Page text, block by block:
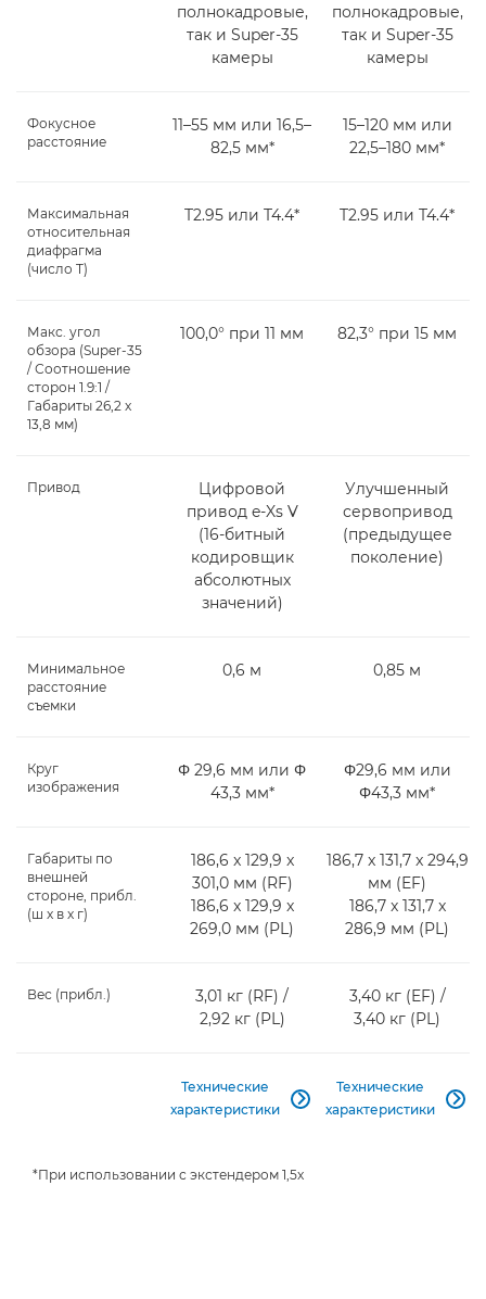
полнокадровые,
так и Super-35
камеры
полнокадровые,
так и Super-35
камеры
Фокусное
расстояние
11–55 мм или 16,5–
82,5 мм*
15–120 мм или
22,5–180 мм*
Максимальная
относительная
диафрагма
(число T)
T2.95 или T4.4* T2.95 или T4.4*
Макс. угол
обзора (Super-35
/ Соотношение
сторон 1.9:1 /
Габариты 26,2 x
13,8 мм)
100,0° при 11 мм 82,3° при 15 мм
Привод
Цифровой
привод e-Xs V
(16-битный
кодировщик
абсолютных
значений)
Улучшенный
сервопривод
(предыдущее
поколение)
Минимальное
расстояние
съемки
0,6 м 0,85 м
Круг
изображения
Φ 29,6 мм или Φ
43,3 мм*
Φ29,6 мм или
Φ43,3 мм*
Габариты по
внешней
стороне, прибл.
(ш x в x г)
186,6 x 129,9 x
301,0 мм (RF)
186,6 x 129,9 x
269,0 мм (PL)
186,7 x 131,7 x 294,9
мм (EF)
186,7 x 131,7 x
286,9 мм (PL)
Вес (прибл.)
3,01 кг (RF) /
2,92 кг (PL)
3,40 кг (EF) /
3,40 кг (PL)
Технические
характеристики

Технические
характеристики

*При использовании с экстендером 1,5x